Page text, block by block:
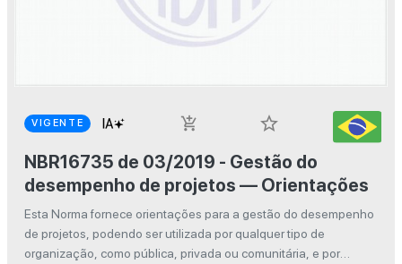
VIGENTE add_shopping_cart
star_border
NBR16735 de 03/2019 - Gestão do
desempenho de projetos — Orientações
Esta Norma fornece orientações para a gestão do desempenho
de projetos, podendo ser utilizada por qualquer tipo de
organização, como pública, privada ou comunitária, e por